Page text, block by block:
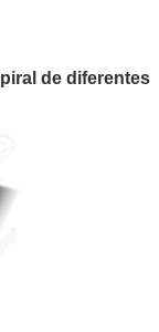
de diferentes